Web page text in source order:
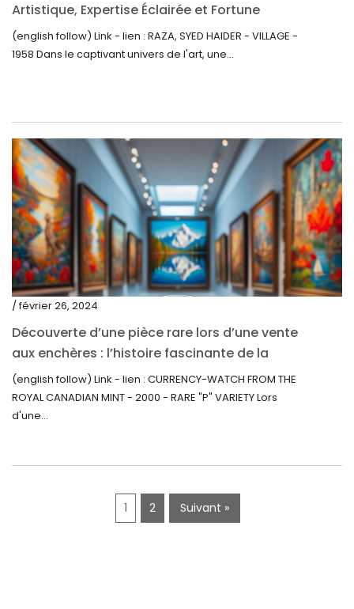
janvier 2021
décembre 2020
novembre 2020
septembre 2020
juillet 2020
juin 2020
mai 2020
mars 2020
février 2020
décembre 2019
octobre 2019
septembre 2019
juin 2019
avril 2019
Artistique, Expertise Éclairée et Fortune
Inattendue
(english follow) Link - lien : RAZA, SYED HAIDER - VILLAGE -
1958 Dans le captivant univers de l'art, une...
/ février 26, 2024
Découverte d’une pièce rare lors d’une vente
aux enchères : l’histoire fascinante de la
Monnaie-Montre de la Monnaie Royale du
Canada (2000) Rare Variété « P »
(english follow) Link - lien : CURRENCY-WATCH FROM THE
ROYAL CANADIAN MINT - 2000 - RARE "P" VARIETY Lors
d'une...
1 2 Suivant »